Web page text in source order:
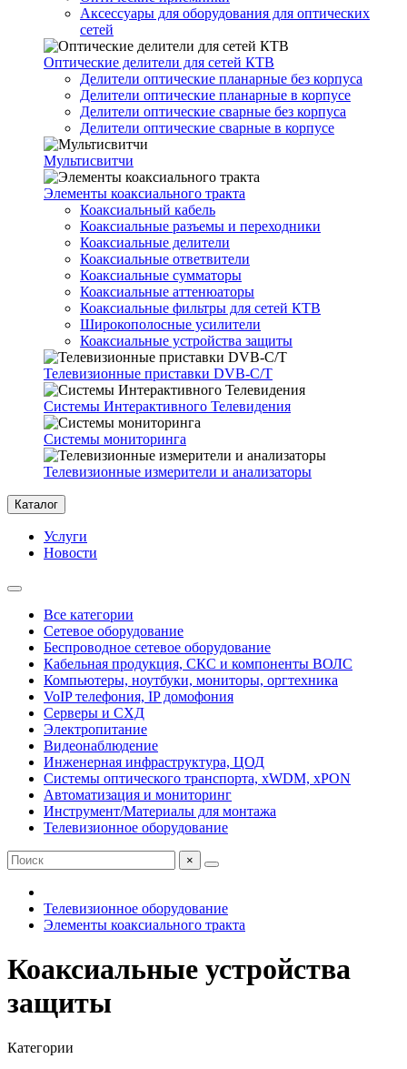
Аксессуары для оборудования для оптических
сетей
Оптические делители для сетей КТВ
Делители оптические планарные без корпуса
Делители оптические планарные в корпусе
Делители оптические сварные без корпуса
Делители оптические сварные в корпусе
Мультисвитчи
Элементы коаксиального тракта
Коаксиальный кабель
Коаксиальные разъемы и переходники
Коаксиальные делители
Коаксиальные ответвители
Коаксиальные сумматоры
Коаксиальные аттенюаторы
Коаксиальные фильтры для сетей КТВ
Широкополосные усилители
Коаксиальные устройства защиты
Телевизионные приставки DVB-C/T
Системы Интерактивного Телевидения
Системы мониторинга
Телевизионные измерители и анализаторы
Каталог
Услуги
Новости
Все категории
Сетевое оборудование
Беспроводное сетевое оборудование
Кабельная продукция, СКС и компоненты ВОЛС
Компьютеры, ноутбуки, мониторы, оргтехника
VoIP телефония, IP домофония
Серверы и СХД
Электропитание
Видеонаблюдение
Инженерная инфраструктура, ЦОД
Системы оптического транспорта, xWDM, xPON
Автоматизация и мониторинг
Инструмент/Материалы для монтажа
Телевизионное оборудование
×
Телевизионное оборудование
Элементы коаксиального тракта
Коаксиальные устройства
защиты
Категории